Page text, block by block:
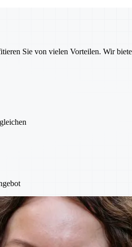
Sie von vielen Vorteilen. Wir